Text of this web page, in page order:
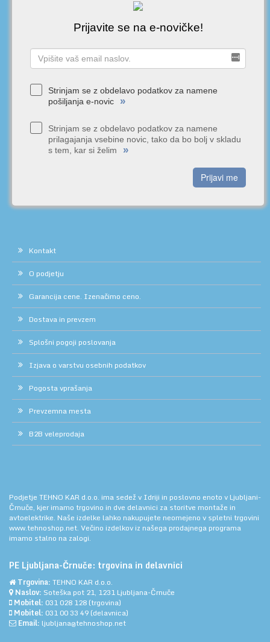
Prijavite se na e-novičke!
Strinjam se z obdelavo podatkov za namene
pošiljanja e-novic
»
Strinjam se z obdelavo podatkov za namene
prilagajanja vsebine novic, tako da bo bolj v skladu
s tem, kar si želim
»
Prijavi me
Kontakt
O podjetju
Garancija cene. Izenačimo ceno.
Dostava in prevzem
Splošni pogoji poslovanja
Izjava o varstvu osebnih podatkov
Pogosta vprašanja
Prevzemna mesta
B2B veleprodaja
Podjetje TEHNO KAR d.o.o. ima sedež v Idriji in poslovno enoto v Ljubljani-
Črnuče, kjer imamo trgovino in dve delavnici za storitve montaže in
avtoelektrike. Naše izdelke lahko nakupujete neomejeno v spletni trgovini
www.tehnoshop.net. Večino izdelkov iz našega prodajnega programa
imamo stalno na zalogi.
PE Ljubljana-Črnuče: trgovina in delavnici
Trgovina: TEHNO KAR d.o.o.
Naslov: Soteška pot 21, 1231 Ljubljana-Črnuče
Mobitel: 031 028 128 (trgovina)
Mobitel: 031 00 33 49 (delavnica)
Email: ljubljana@tehnoshop.net